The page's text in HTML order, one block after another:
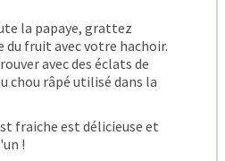
la papaye, grattez
du fruit avec votre hachoir.
avec des éclats de
chou râpé utilisé dans la
fraiche est délicieuse et
!